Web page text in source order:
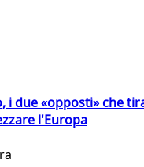
i due «opposti» che
l'Europa